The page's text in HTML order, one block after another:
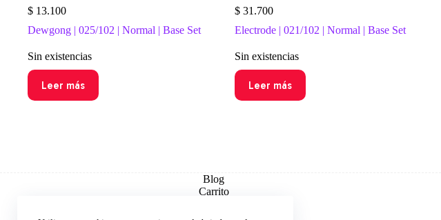
$ 13.100
Dewgong | 025/102 | Normal | Base Set
Sin existencias
Leer más
$31.700
Electrode | 021/102 | Normal | Base Set
Sin existencias
Leer más
Blog
Carrito